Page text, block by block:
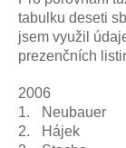
tabulku deseti
jsem využil
prezenčních
2006
1.
Neubauer
2.
Hájek